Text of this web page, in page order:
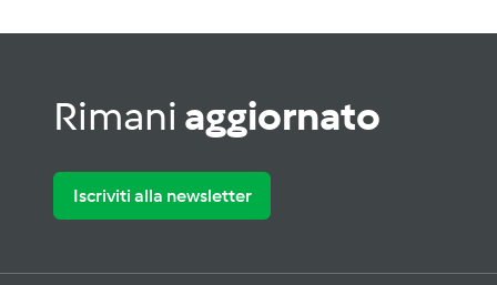
Rimani aggiornato
Iscriviti alla newsletter